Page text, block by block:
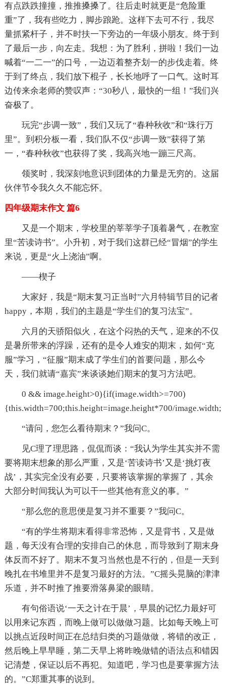
有点跌跌撞撞，推推搡搡了。往后走时就更是“危险重
重”了，我有些吃力，脚步踉跄。这样下去可不行，我尽
量抓紧杆子，并不时扶一下旁边的一年级小朋友。终于到
了最后一步，向左走。我想：为了胜利，拼啦！我们一边
喊着“一二一”的口号，一边迈着整齐划一的步伐走着。终
于到了终点，我们放下棍子，长长地呼了一口气。这时耳
边传来余老师的赞叹声：“30秒八，最快的一组！”我们兴
奋极了。
玩完“步调一致”，我们又玩了“春种秋收”和“珠行万
里”。到积分板一看，我们队不仅“步调一致”获得了第
一，“春种秋收”也获得了奖，我高兴地一蹦三尺高。
领奖时，我深刻地意识到团体的力量是无穷的。这届
伙伴节令我久久不能忘怀。
四年级期末作文 篇6
又是一个期末，学校里的莘莘学子顶着暑气，在教室
里“苦读诗书”。小升初，对于我们这群已经“冒烟”的学生
来说，更是“火上浇油”啊。
——楔子
大家好，我是“期末复习正当时”六月特辑节目的记者
happy，本期，我们的主题是“学生们的复习法宝”。
六月的天骄阳似火，在这个闷热的天气，迎来的不仅
是暑所带来的浮躁，还有的是令人难安的期末，如何“克
服”学习，“征服”期末成了学生们的首要问题，那么今
天，我们就请“嘉宾”来谈谈她们期末的复习方法吧。
0 && image.height>0){if(image.width>=700)
{this.width=700;this.height=image.height*700/
“请问，您怎么看待期末？”我问C。
见C理了理思路，侃侃而谈：“我认为学生其实并不需
要将期末想象的那么严重，又是‘苦读诗书’又是‘挑灯夜
战’，其实完全没有必要，只要将该掌握的掌握了，其余
大部分时间我认为可以干一些其他有意义的事。”
“那么您的意思便是复习并不重要？”我问C。
“有的学生将期末看得非常恐怖，又是背书，又是做
题，每天没有合理的安排自己的休息，而导致到了期末身
体反而不好了。期末不复习当然也是不行的，但是一天到
晚扎在书堆里并不是复习最好的方法。”C摇头晃脑的津津
乐道，并不时推了推要滑落鼻梁的眼睛。
有句俗语说‘一天之计在于晨’，早晨的记忆力最好可
以用来记东西，而晚上做可以做做习题。比如每天晚上可
以挑点近段时间正在总结归类的习题做做，将错的改正，
然后晚上早早睡，第二天早上将昨晚做错的语法点和错因
记清楚，保证以后不再犯。知道吧，学习也是要掌握方法
的。”C郑重其事的说到。